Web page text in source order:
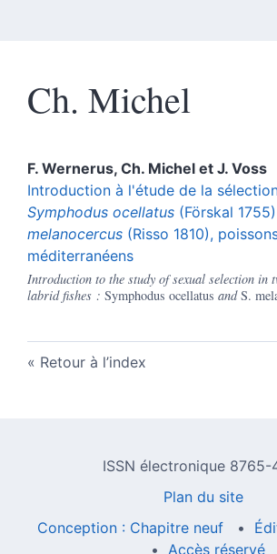
Ch. Michel
F. Wernerus, Ch. Michel et J. Voss
Introduction à l'étude de la
Symphodus ocellatus (Förskal
melanocercus (Risso 1810),
méditerranéens
Introduction to the study of sexual selection in
labrid fishes : Symphodus ocellatus andS.
Retour à l’index
ISSN électronique 8765-
Plan du site
Conception : Chapitre neuf
Accès réservé